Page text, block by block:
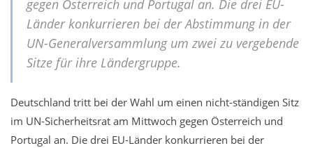
gegen Österreich und Portugal an. Die drei EU-
Länder konkurrieren bei der Abstimmung in der
UN-Generalversammlung um zwei zu vergebende
Sitze für ihre Ländergruppe.
Deutschland tritt bei der Wahl um einen nicht-ständigen Sitz
im UN-Sicherheitsrat am Mittwoch gegen Österreich und
Portugal an. Die drei EU-Länder konkurrieren bei der